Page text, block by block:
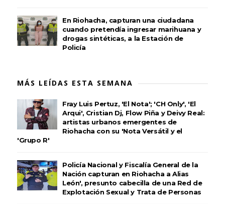
En Riohacha, capturan una ciudadana
cuando pretendía ingresar marihuana y
drogas sintéticas, a la Estación de
Policía
MÁS LEÍDAS ESTA SEMANA
Fray Luis Pertuz, 'El Nota'; 'CH Only', 'El
Arqui', Cristian Dj, Flow Piña y Deivy Real:
artistas urbanos emergentes de
Riohacha con su 'Nota Versátil y el
'Grupo R'
Policía Nacional y Fiscalía General de la
Nación capturan en Riohacha a Alias
León', presunto cabecilla de una Red de
Explotación Sexual y Trata de Personas